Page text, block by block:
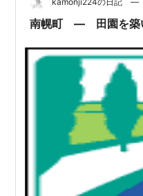
南幌町 ― 田園を